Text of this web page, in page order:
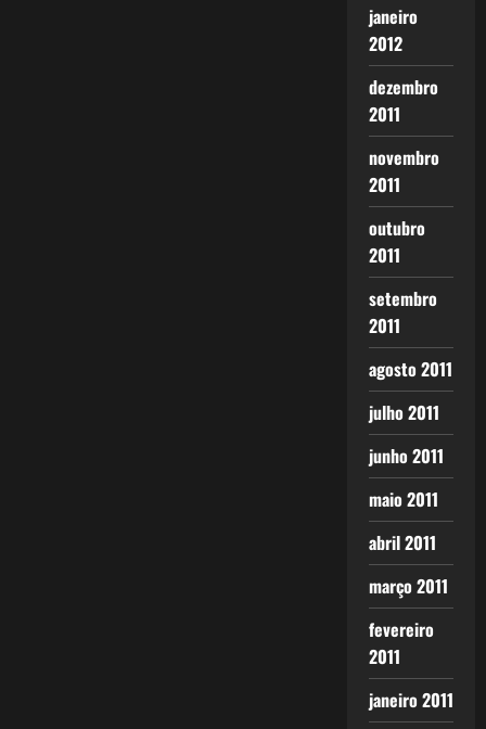
janeiro
2012
dezembro
2011
novembro
2011
outubro
2011
setembro
2011
agosto 2011
julho 2011
junho 2011
maio 2011
abril 2011
março 2011
fevereiro
2011
janeiro 2011